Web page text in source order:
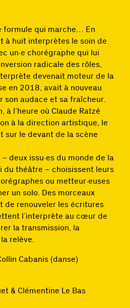
formule qui marche… En
à huit interprètes le soin de
un·e chorégraphe qui lui
radicale des rôles,
devenait moteur de la
en 2018, avait à nouveau
son audace et sa fraîcheur.
l’heure où Claude Ratzé
à la direction artistique, le
sur le devant de la scène
deux issu·es du monde de la
du théâtre – choisissent leurs
ou metteur·euses
un solo. Des morceaux
de renouveler les écritures
l’interprète au cœur de
la transmission, la
relève.
Cabanis (danse)
& Clémentine Le Bas